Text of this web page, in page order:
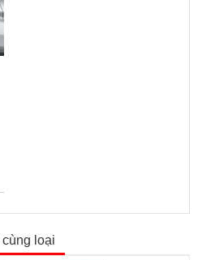
loại